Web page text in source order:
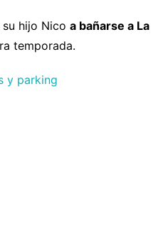
hijo Nico a bañarse a La
temporada.
y parking